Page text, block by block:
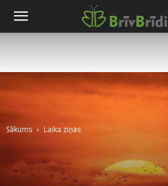
Sākums Laika ziņas